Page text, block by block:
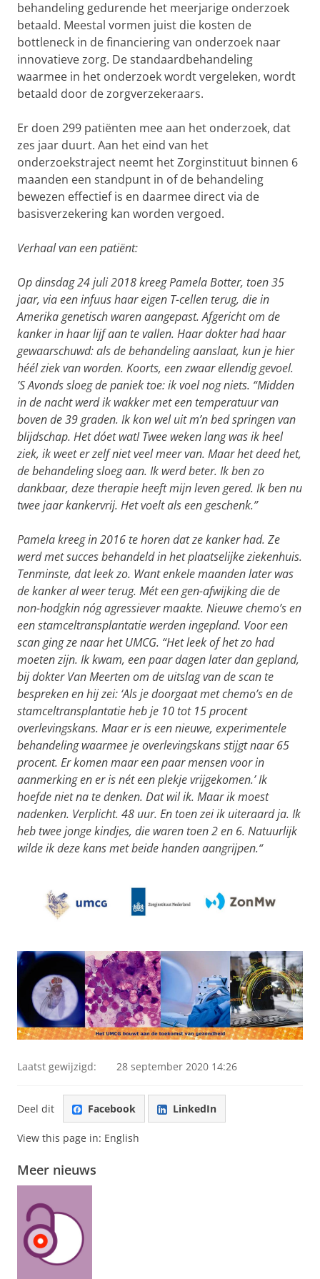
behandeling gedurende het meerjarige onderzoek
betaald. Meestal vormen juist die kosten de
bottleneck in de financiering van onderzoek naar
innovatieve zorg. De standaardbehandeling
waarmee in het onderzoek wordt vergeleken, wordt
betaald door de zorgverzekeraars.
Er doen 299 patiënten mee aan het onderzoek, dat
zes jaar duurt. Aan het eind van het
onderzoekstraject neemt het Zorginstituut binnen 6
maanden een standpunt in of de behandeling
bewezen effectief is en daarmee direct via de
basisverzekering kan worden vergoed.
Verhaal van een patiënt:
Op dinsdag 24 juli 2018 kreeg Pamela Botter, toen 35
jaar, via een infuus haar eigen T-cellen terug, die in
Amerika genetisch waren aangepast. Afgericht om de
kanker in haar lijf aan te vallen. Haar dokter had haar
gewaarschuwd: als de behandeling aanslaat, kun je hier
héél ziek van worden. Koorts, een zwaar ellendig gevoel.
’S Avonds sloeg de paniek toe: ik voel nog niets. “Midden
in de nacht werd ik wakker met een temperatuur van
boven de 39 graden. Ik kon wel uit m’n bed springen van
blijdschap. Het dóet wat! Twee weken lang was ik heel
ziek, ik weet er zelf niet veel meer van. Maar het deed het,
de behandeling sloeg aan. Ik werd beter. Ik ben zo
dankbaar, deze therapie heeft mijn leven gered. Ik ben nu
twee jaar kankervrij. Het voelt als een geschenk.”
Pamela kreeg in 2016 te horen dat ze kanker had. Ze
werd met succes behandeld in het plaatselijke ziekenhuis.
Tenminste, dat leek zo. Want enkele maanden later was
de kanker al weer terug. Mét een gen-afwijking die de
non-hodgkin nóg agressiever maakte. Nieuwe chemo’s en
een stamceltransplantatie werden ingepland. Voor een
scan ging ze naar het UMCG. “Het leek of het zo had
moeten zijn. Ik kwam, een paar dagen later dan gepland,
bij dokter Van Meerten om de uitslag van de scan te
bespreken en hij zei: ‘Als je doorgaat met chemo’s en de
stamceltransplantatie heb je 10 tot 15 procent
overlevingskans. Maar er is een nieuwe, experimentele
behandeling waarmee je overlevingskans stijgt naar 65
procent. Er komen maar een paar mensen voor in
aanmerking en er is nét een plekje vrijgekomen.’ Ik
hoefde niet na te denken. Dat wil ik. Maar ik moest
nadenken. Verplicht. 48 uur. En toen zei ik uiteraard ja. Ik
heb twee jonge kindjes, die waren toen 2 en 6. Natuurlijk
wilde ik deze kans met beide handen aangrijpen.“
Laatst gewijzigd: 28 september 2020 14:26
Deel dit Facebook LinkedIn
View this page in: English
Meer nieuws